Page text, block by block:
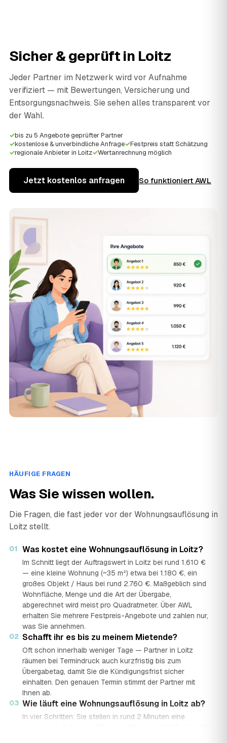
Sicher & geprüft in Loitz
Jeder Partner im Netzwerk wird vor Aufnahme
verifiziert — mit Bewertungen, Versicherung und
Entsorgungsnachweis. Sie sehen alles transparent vor
der Wahl.
✓bis zu 5 Angebote geprüfter Partner
✓kostenlose & unverbindliche Anfrage✓Festpreis statt Schätzung
✓regionale Anbieter in Loitz✓Wertanrechnung möglich
Jetzt kostenlos anfragen So funktioniert AWL
HÄUFIGE FRAGEN
Was Sie wissen wollen.
Die Fragen, die fast jeder vor der Wohnungsauflösung in
Loitz stellt.
01 Was kostet eine Wohnungsauflösung in Loitz?
Im Schnitt liegt der Auftragswert in Loitz bei rund 1.610 €
— eine kleine Wohnung (~35 m²) etwa bei 1.180 €, ein
großes Objekt / Haus bei rund 2.760 €. Maßgeblich sind
Wohnfläche, Menge und die Art der Übergabe,
abgerechnet wird meist pro Quadratmeter. Über AWL
erhalten Sie mehrere Festpreis-Angebote und zahlen nur,
was Sie annehmen.
02 Schafft ihr es bis zu meinem Mietende?
Oft schon innerhalb weniger Tage — Partner in Loitz
räumen bei Termindruck auch kurzfristig bis zum
Übergabetag, damit Sie die Kündigungsfrist sicher
einhalten. Den genauen Termin stimmt der Partner mit
Ihnen ab.
03 Wie läuft eine Wohnungsauflösung in Loitz ab?
In vier Schritten: Sie stellen in rund 2 Minuten eine